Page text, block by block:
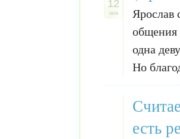
12
ноя
Ярослав
общения
одна
Но
есть